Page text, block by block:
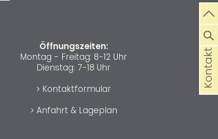
Öffnungszeiten:
Montag - Freitag: 8-12 Uhr
Dienstag: 7-18 Uhr
> Kontaktformular
> Anfahrt & Lageplan
Kontakt